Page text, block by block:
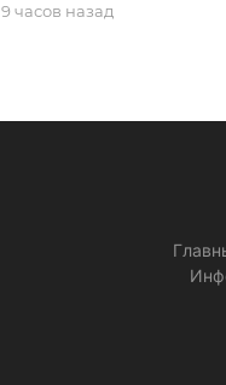
9 часов назад